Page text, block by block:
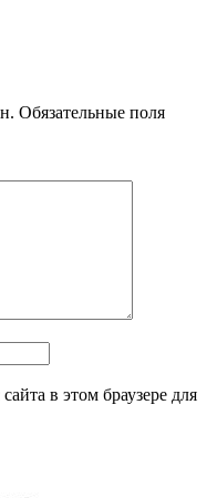
Обязательные поля
в этом браузере для